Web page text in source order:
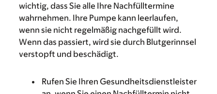
wichtig, dass Sie alle Ihre Nachfülltermine
wahrnehmen. Ihre Pumpe kann leerlaufen,
wenn sie nicht regelmäßig nachgefüllt wird.
Wenn das passiert, wird sie durch Blutgerinnsel
verstopft und beschädigt.
Rufen Sie Ihren Gesundheitsdienstleister